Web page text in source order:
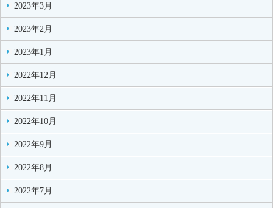
2023年3月
2023年2月
2023年1月
2022年12月
2022年11月
2022年10月
2022年9月
2022年8月
2022年7月